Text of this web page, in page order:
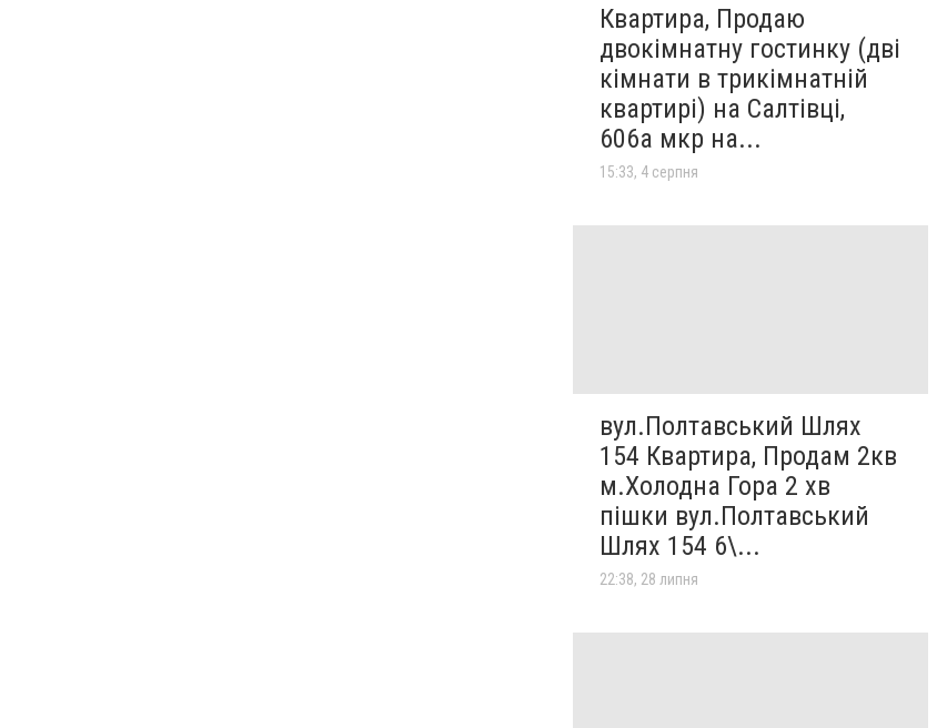
Квартира, Продаю
двокімнатну гостинку (дві
кімнати в трикімнатній
квартирі) на Салтівці,
606а мкр на...
15:33, 4 серпня
вул.Полтавський Шлях
154 Квартира, Продам 2кв
м.Холодна Гора 2 хв
пішки вул.Полтавський
Шлях 154 6\...
22:38, 28 липня